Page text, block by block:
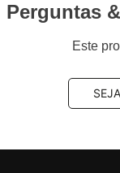
Perguntas
Este